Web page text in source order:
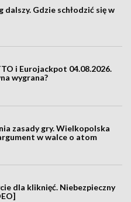
dalszy. Gdzie schłodzić się w
i Eurojackpot 04.08.2026.
wygrana?
zasady gry. Wielkopolska
w walce o atom
dla kliknięć. Niebezpieczny